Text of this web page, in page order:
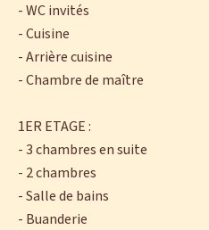
- WC invités
- Cuisine
- Arrière cuisine
- Chambre de maître
1ER ETAGE :
- 3 chambres en suite
- 2 chambres
- Salle de bains
- Buanderie